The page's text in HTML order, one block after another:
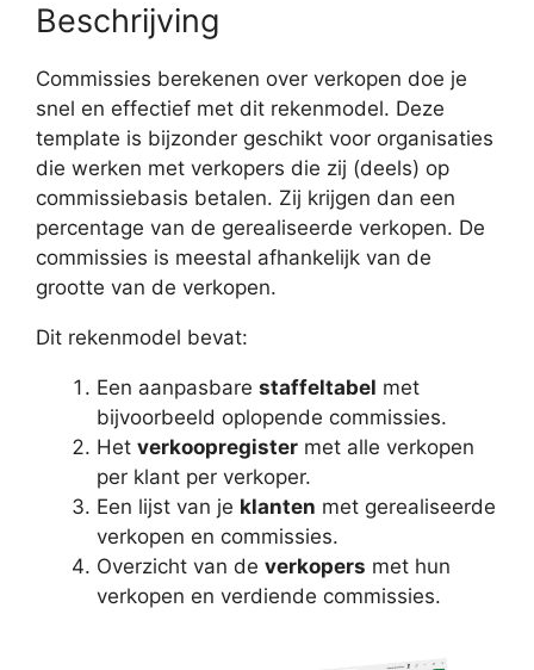
Beschrijving
Commissies berekenen over verkopen doe je
snel en effectief met dit rekenmodel. Deze
template is bijzonder geschikt voor organisaties
die werken met verkopers die zij (deels) op
commissiebasis betalen. Zij krijgen dan een
percentage van de gerealiseerde verkopen. De
commissies is meestal afhankelijk van de
grootte van de verkopen.
Dit rekenmodel bevat:
Een aanpasbare staffeltabel met
bijvoorbeeld oplopende commissies.
Het verkoopregister met alle verkopen
per klant per verkoper.
Een lijst van je klanten met gerealiseerde
verkopen en commissies.
Overzicht van de verkopers met hun
verkopen en verdiende commissies.